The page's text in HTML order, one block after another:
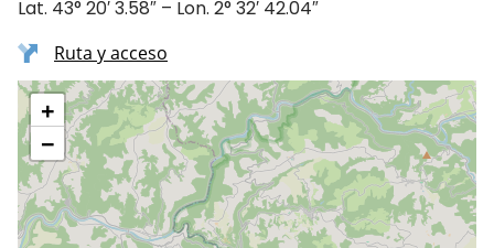
Lat. 43° 20′ 3.58″ – Lon. 2° 32′ 42.04″
Ruta y acceso
+
−